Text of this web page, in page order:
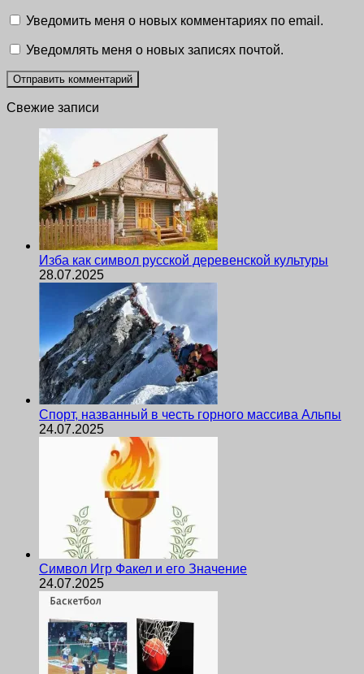
Уведомить меня о новых комментариях по email.
Уведомлять меня о новых записях почтой.
Свежие записи
Изба как символ русской деревенской культуры
28.07.2025
Спорт, названный в честь горного массива Альпы
24.07.2025
Символ Игр Факел и его Значение
24.07.2025